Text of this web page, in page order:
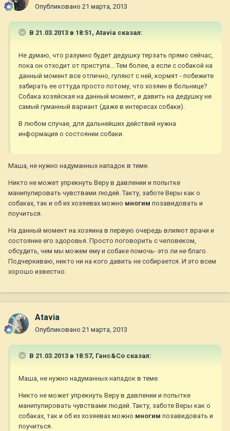
Опубликовано 21 марта, 2013
В 21.03.2013 в 18:51, Atavia сказал:
Не думаю, что разумно будет дедушку терзать прямо сейчас,
пока он отходит от приступа... Тем более, а если с собакой на
данный момент все отлично, гуляют с ней, кормят - побежите
забирать ее оттуда просто потому, что хозяин в больнице?
Собака хозяйская на данный момент, и давить на дедушку не
самый гуманный вариант (даже в интересах собаки).
В любом случае, для дальнейших действий нужна
информация о состоянии собаки.
Маша, не нужно надуманных нападок в теме.
Никто не может упрекнуть Веру в давлении и попытке
манипулировать чувствами людей. Такту, заботе Веры как о
собаках, так и об их хозяевах можно многим позавидовать и
поучиться.
На данный момент на хозяина в первую очередь влияют врачи и
состояние его здоровья. Просто поговорить с человеком,
обсудить, чем мы можем ему и собаке помочь- это ли не благо.
Подчеркиваю, никто ни на кого давить не собирается. И это всем
хорошо известно.
Atavia
Опубликовано 21 марта, 2013
В 21.03.2013 в 18:57, Ганс&Co сказал:
Маша, не нужно надуманных нападок в теме.
Никто не может упрекнуть Веру в давлении и попытке
манипулировать чувствами людей. Такту, заботе Веры как о
собаках, так и об их хозяевах можно многим позавидовать и
поучиться.